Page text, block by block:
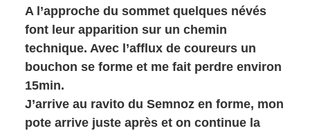
A l’approche du sommet quelques névés
font leur apparition sur un chemin
technique. Avec l’afflux de coureurs un
bouchon se forme et me fait perdre environ
15min.
J’arrive au ravito du Semnoz en forme, mon
pote arrive juste après et on continue la